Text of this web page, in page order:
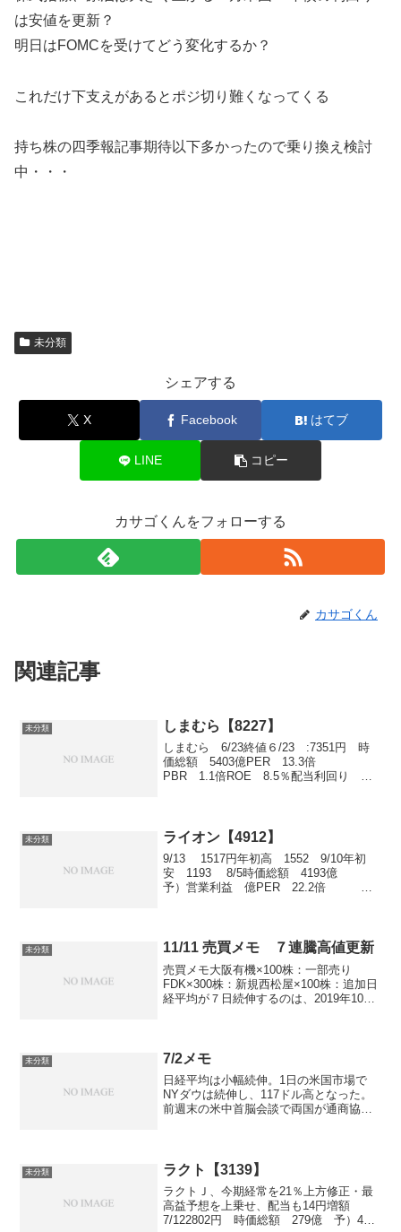
は安値を更新？
明日はFOMCを受けてどう変化するか？
これだけ下支えがあるとポジ切り難くなってくる
持ち株の四季報記事期待以下多かったので乗り換え検討
中・・・
未分類
シェアする
X Facebook はてブ
LINE コピー
カサゴくんをフォローする
カサゴくん
関連記事
未分類 しまむら【8227】
しまむら 6/23終値６/23 :7351円 時
価総額 5403億PER 13.3倍
PBR 1.1倍ROE 8.5％配当利回り
未分類 ライオン【4912】
9/13 1517円年初高 1552 9/10年初
安 1193 8/5時価総額 4193億
予）営業利益 億PER 22.2倍
未分類 11/11 売買メモ ７連騰高値更新
売買メモ大阪有機×100株：一部売り
FDK×300株：新規西松屋×100株：追加日
経平均が７日続伸するのは、2019年10月
い...
未分類 7/2メモ
日経平均は小幅続伸。1日の米国市場で
NYダウは続伸し、117ドル高となった。
前週末の米中首脳会談で両国が通商協議
大きく上昇し...
未分類 ラクト【3139】
ラクトＪ、今期経常を21％上方修正・最
高益予想を上乗せ、配当も14円増額
7/122802円 時価総額 279億 予）41